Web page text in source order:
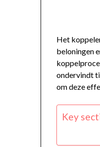
Het
beloningen
ondervindt
om deze
Key